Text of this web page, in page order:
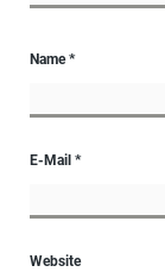
Name*
E-Mail *
Website